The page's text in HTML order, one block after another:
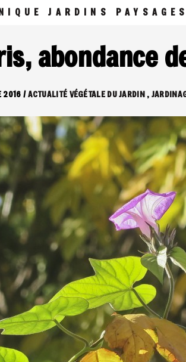
JARDINS PAYSAGES
abondance
2016 /ACTUALITÉ VÉGÉTALE DU JARDIN